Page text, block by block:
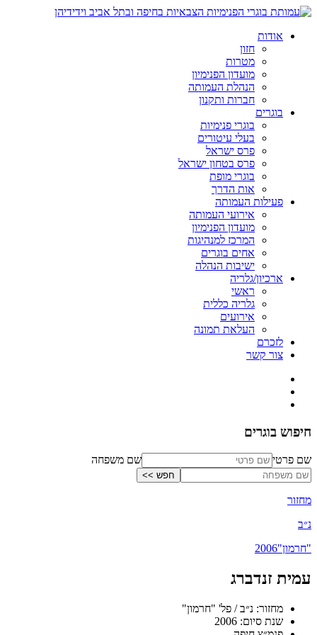
אודות
חזון
מטרות
מועדון הפנימיון
הנהלת העמותה
חברות ותקנון
בוגרים
בוגרי פנימיות
בעלי עיטורים
פרס ישראל
פרס בטחון ישראל
בוגרי מופת
אות הדרך
פעילות העמותה
אירועי העמותה
מועדון הפנימיון
המרכז למנהיגות
אחים בוגרים
ישיבות הנהלה
ארכיון/גלריה
ראשי
גלריה כללית
אירועים
העלאת תמונה
לזכרם
צור קשר
חיפוש בוגרים
שם פרטי שם משפחה
מחזור
נ״ב
"חרמון"2006
עמית זנדברג
מחזור: נ״ב / פל' "חרמון"
שנת סיום: 2006